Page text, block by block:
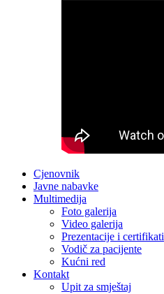
Cjenovnik
Javne nabavke
Multimedija
Foto galerija
Video galerija
Prezentacije i certifikati
Vodič za pacijente
Kućni red
Kontakt
Upit za smještaj